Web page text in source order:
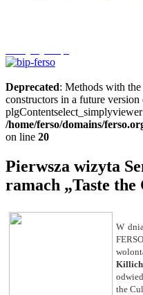
Deprecated: Methods with the
constructors in a future version
/home/ferso/domains/
on line 20
Pierwsza wizyta
ramach „Taste
W
the